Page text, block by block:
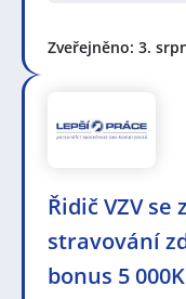
Zveřejněno: 3.
Řidič VZV se
stravování
bonus 5